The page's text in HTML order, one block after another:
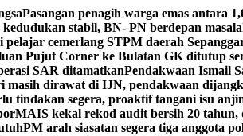
Pasangan penagih warga emas antara
stabil, BN- PN berdepan
pelajar cemerlang STPM daerah
Pujut Corner ke Bulatan GK ditutup
SAR ditamatkanPendakwaan Ismail
masih dirawat di IJN, pendakwaan
tindakan segera, proaktif tangani isu
MAIS kekal rekod audit bersih 20 tahun,
PM arah siasatan segera tiga anggota